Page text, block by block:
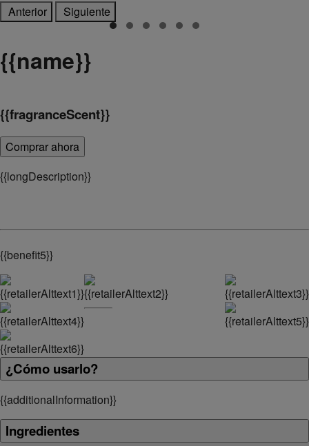
Anterior Siguiente
{{name}}
{{fragranceScent}}
Comprar ahora
{{longDescription}}
{{benefit5}}
¿Cómo usarlo?
{{additionalInformation}}
Ingredientes